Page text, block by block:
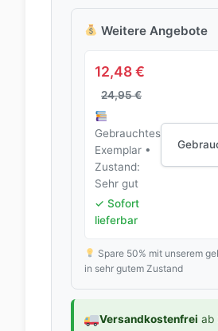
Weitere Angebote
12,48€
24,95€
Gebrauchtes
Exemplar •
Zustand:
Sehr gut
✓ Sofort
lieferbar
Spare 50% mit unserem
in sehr gutem Zustand
Versandkostenfrei ab